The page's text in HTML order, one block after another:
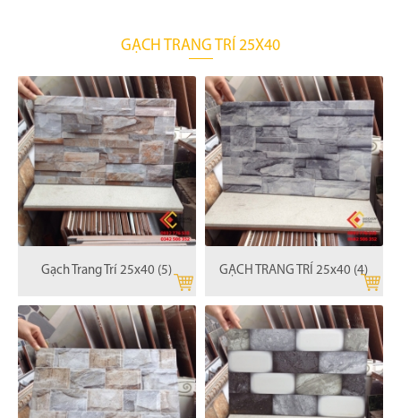
GẠCH TRANG TRÍ 25X40
Gạch Trang Trí 25x40 (5) GẠCH TRANG TRÍ 25x40 (4)